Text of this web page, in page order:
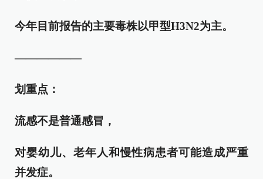
今年目前报告的主要毒株以甲型H3N2为主。
——————
划重点：
流感不是普通感冒，
对婴幼儿、老年人和慢性病患者可能造成严重
并发症。